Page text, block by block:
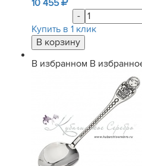
10 455
-
Купить в 1 клик
В избранном В